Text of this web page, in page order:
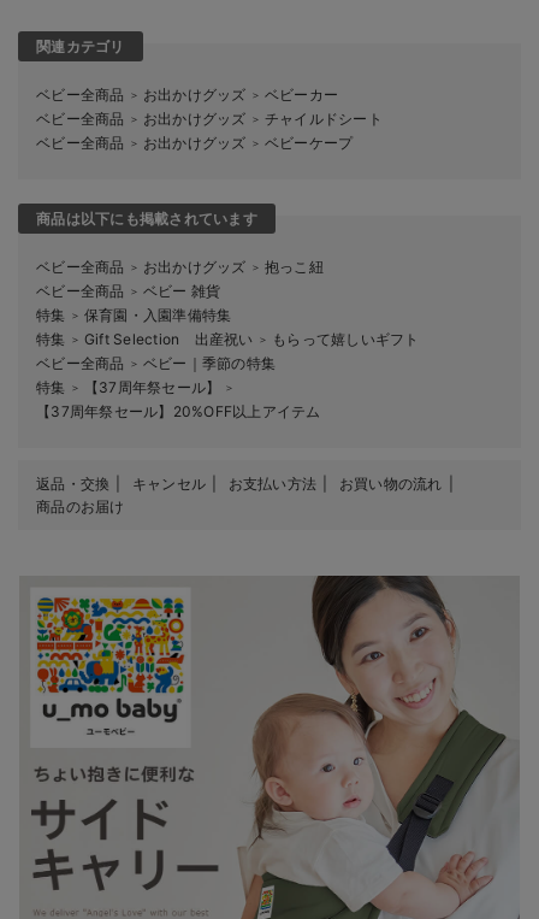
関連カテゴリ
ベビー全商品 ＞ お出かけグッズ ＞ ベビーカー
ベビー全商品
＞ お出かけグッズ ＞ チャイルドシート
ベビー全商品
＞ お出かけグッズ ＞ ベビーケープ
商品は以下にも掲載されています
ベビー全商品 ＞ お出かけグッズ ＞ 抱っこ紐
ベビー全商品
＞ ベビー 雑貨
特集
＞ 保育園・入園準備特集
特集
＞ Gift Selection 出産祝い ＞
もらって嬉しいギフト
ベビー全商品
＞ ベビー｜季節の特集
特集
＞ 【37周年祭セール】 ＞
【37周年祭セール】20%OFF以上アイテム
返品・交換 キャンセル お支払い方法
お買い物の流れ
商品のお届け